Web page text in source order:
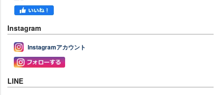
Instagram
Instagramアカウント
LINE